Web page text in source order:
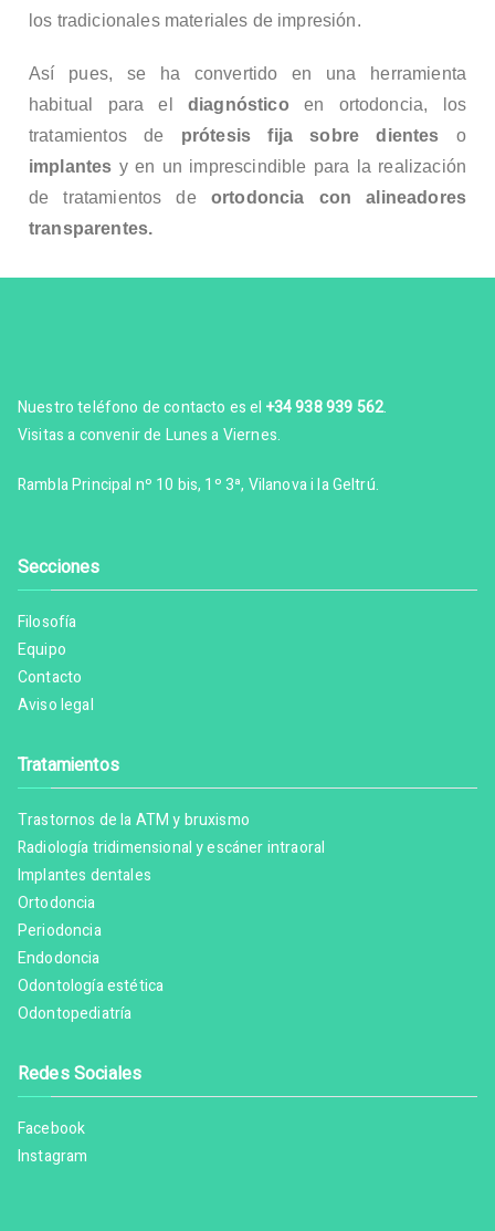
los tradicionales materiales de impresión.
Así pues, se ha convertido en una herramienta
habitual para el diagnóstico en ortodoncia, los
tratamientos de prótesis fija sobre dientes o
implantes y en un imprescindible para la realización
de tratamientos de ortodoncia con alineadores
transparentes.
Nuestro teléfono de contacto es el +34 938 939 562.
Visitas a convenir de Lunes a Viernes.
Rambla Principal nº 10 bis, 1º 3ª, Vilanova i la Geltrú.
Secciones
Filosofía
Equipo
Contacto
Aviso legal
Tratamientos
Trastornos de la ATM y bruxismo
Radiología tridimensional y escáner intraoral
Implantes dentales
Ortodoncia
Periodoncia
Endodoncia
Odontología estética
Odontopediatría
Redes Sociales
Facebook
Instagram